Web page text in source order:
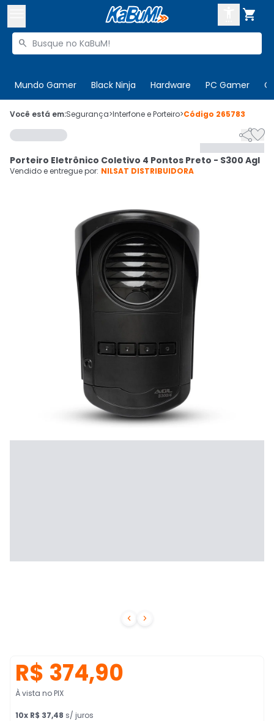

Buscar produtos

Mundo Gamer Black Ninja Hardware PC Gamer
 Olá. Acesse sua conta
 Departamentos
Cupons
Ativar tradutor em libras
CADASTRE-SE
Você está em:Segurança>Interfone e Porteiro>Código 265783
 

Porteiro Eletrônico Coletivo 4 Pontos Preto - S300 Agl
Vendido e entregue por: NILSAT DISTRIBUIDORA
R$ 374,90
À vista no PIX
10x R$ 37,48 s/ juros